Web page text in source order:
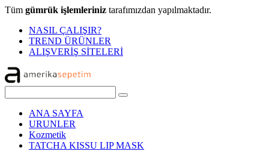
Tüm gümrük işlemleriniz tarafımızdan yapılmaktadır.
NASIL ÇALIŞIR?
TREND ÜRÜNLER
ALIŞVERİŞ SİTELERİ
ANA SAYFA
URUNLER
Kozmetik
TATCHA KISSU LIP MASK